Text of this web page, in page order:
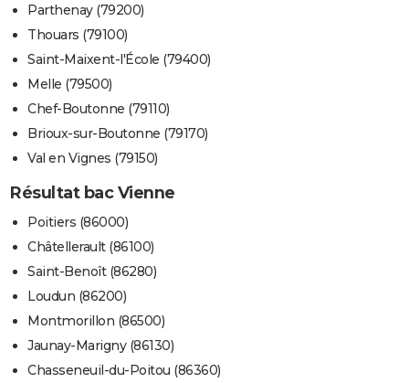
Parthenay (79200)
Thouars (79100)
Saint-Maixent-l'École (79400)
Melle (79500)
Chef-Boutonne (79110)
Brioux-sur-Boutonne (79170)
Val en Vignes (79150)
Résultat bac Vienne
Poitiers (86000)
Châtellerault (86100)
Saint-Benoît (86280)
Loudun (86200)
Montmorillon (86500)
Jaunay-Marigny (86130)
Chasseneuil-du-Poitou (86360)